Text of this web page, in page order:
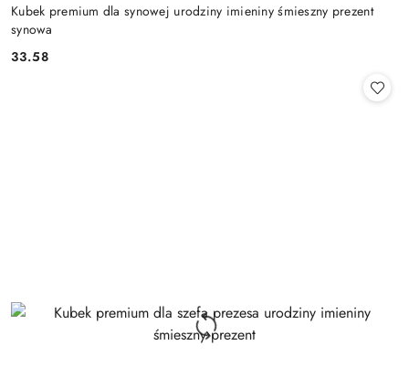
Kubek premium dla synowej urodziny imieniny śmieszny prezent
synowa
Cena:
33.58